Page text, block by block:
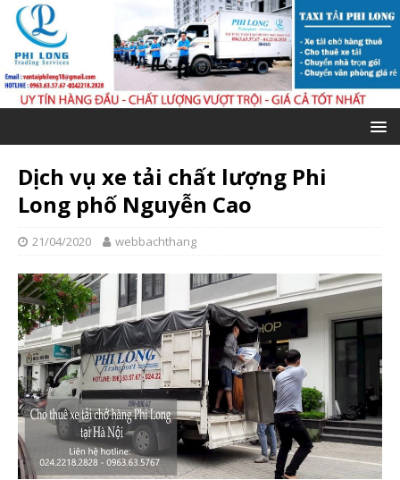
Dịch vụ xe tải chất lượng Phi
Long phố Nguyễn Cao
21/04/2020 webbachthang